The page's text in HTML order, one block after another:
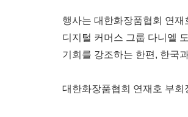
행사는 대한화장품협회 연
디지털 커머스 그룹 다니엘
기회를 강조하는 한편, 한국
대한화장품협회 연재호 부